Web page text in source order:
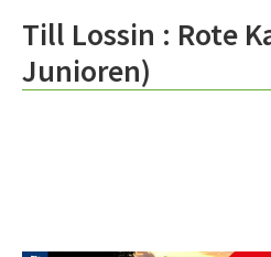
Till Lossin : Rote
Junioren)